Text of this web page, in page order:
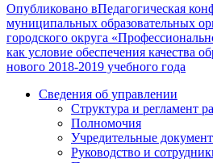
Опубликовано вПедагогическая
муниципальных образовательных
городского округа
как условие обеспечения качества
нового 2018-2019 учебного года
Сведения об управлении
Структура и регламент
Полномочия
Учредительные
Руководство и